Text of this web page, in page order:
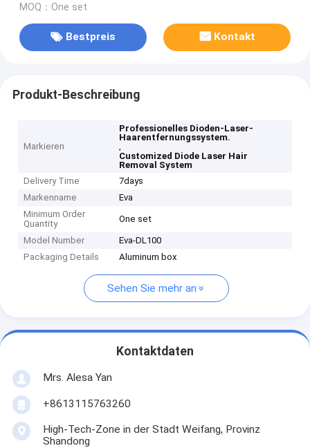
MOQ：One set
Bestpreis Kontakt
Produkt-Beschreibung
Markieren
Professionelles Dioden-Laser-
Haarentfernungssystem.
,
Customized Diode Laser Hair
Removal System
Delivery Time
7days
Markenname
Eva
Minimum Order
Quantity
One set
Model Number
Eva-DL100
Packaging Details
Aluminum box
Sehen Sie mehr an
Kontaktdaten
Mrs. Alesa Yan
+8613115763260
High-Tech-Zone in der Stadt Weifang, Provinz
Shandong